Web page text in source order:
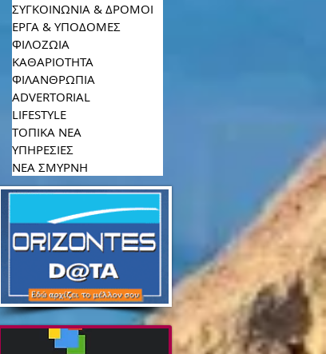
ΣΥΓΚΟΙΝΩΝΙΑ & ΔΡΟΜΟΙ
ΕΡΓΑ & ΥΠΟΔΟΜΕΣ
ΦΙΛΟΖΩΙΑ
ΚΑΘΑΡΙΟΤΗΤΑ
ΦΙΛΑΝΘΡΩΠΙΑ
ADVERTORIAL
LIFESTYLE
ΤΟΠΙΚΑ ΝΕΑ
ΥΠΗΡΕΣΙΕΣ
ΝΕΑ ΣΜΥΡΝΗ